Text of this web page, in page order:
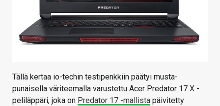
Tällä kertaa io-techin testipenkkiin päätyi musta-
punaisella väriteemalla varustettu Acer Predator 17 X -
peliläppäri, joka on Predator 17 -mallista päivitetty